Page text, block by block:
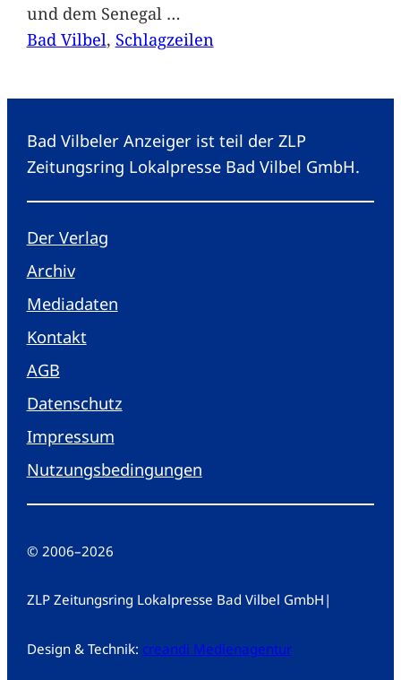
und dem Senegal …
Bad Vilbel, Schlagzeilen
Bad Vilbeler Anzeiger ist teil der ZLP
Zeitungsring Lokalpresse Bad Vilbel GmbH.
Der Verlag
Archiv
Mediadaten
Kontakt
AGB
Datenschutz
Impressum
Nutzungsbedingungen
© 2006–2026
ZLP Zeitungsring Lokalpresse Bad Vilbel GmbH |
Design & Technik: creandi Medienagentur